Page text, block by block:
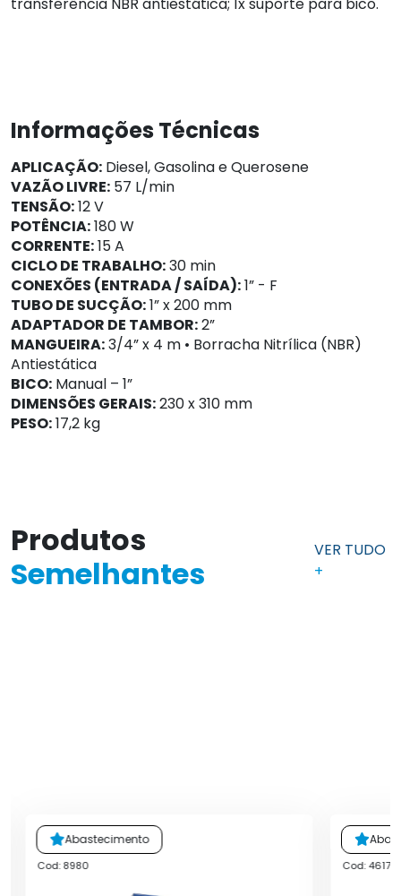
transferência NBR antiestática; 1x suporte para bico.
Informações Técnicas
APLICAÇÃO: Diesel, Gasolina e Querosene
VAZÃO LIVRE: 57 L/min
TENSÃO:12 V
POTÊNCIA:180 W
CORRENTE:15 A
CICLO DE TRABALHO:30 min
CONEXÕES (ENTRADA / SAÍDA):1” - F
TUBO DE SUCÇÃO:1” x 200 mm
ADAPTADOR DE TAMBOR:2”
MANGUEIRA:3/4” x 4 m • Borracha Nitrílica (NBR)
Antiestática
BICO: Manual – 1”
DIMENSÕES GERAIS:230 x 310 mm
PESO:17,2 kg
Produtos
Semelhantes
VER TUDO
+
Abastecimento
Cod: 8980 Cod: 46170